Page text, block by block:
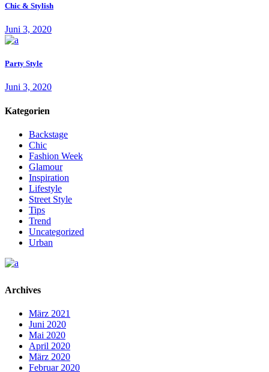
Chic & Stylish
Juni 3, 2020
Party Style
Juni 3, 2020
Kategorien
Backstage
Chic
Fashion Week
Glamour
Inspiration
Lifestyle
Street Style
Tips
Trend
Uncategorized
Urban
Archives
März 2021
Juni 2020
Mai 2020
April 2020
März 2020
Februar 2020